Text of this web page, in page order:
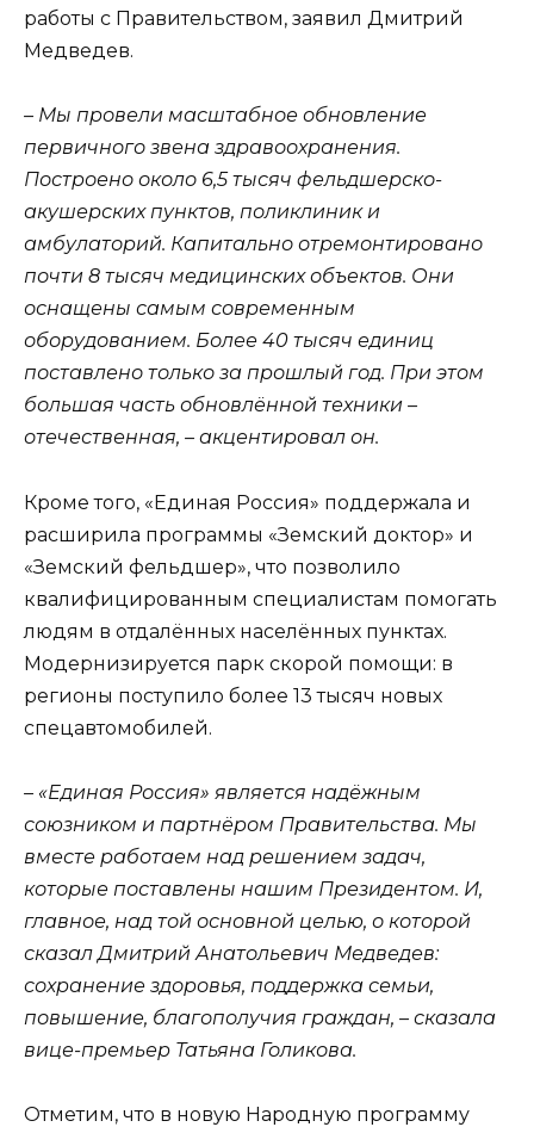
работы с Правительством, заявил Дмитрий
Медведев.
– Мы провели масштабное обновление
первичного звена здравоохранения.
Построено около 6,5 тысяч фельдшерско-
акушерских пунктов, поликлиник и
амбулаторий. Капитально отремонтировано
почти 8 тысяч медицинских объектов. Они
оснащены самым современным
оборудованием. Более 40 тысяч единиц
поставлено только за прошлый год. При этом
большая часть обновлённой техники –
отечественная, – акцентировал он.
Кроме того, «Единая Россия» поддержала и
расширила программы «Земский доктор» и
«Земский фельдшер», что позволило
квалифицированным специалистам помогать
людям в отдалённых населённых пунктах.
Модернизируется парк скорой помощи: в
регионы поступило более 13 тысяч новых
спецавтомобилей.
– «Единая Россия» является надёжным
союзником и партнёром Правительства. Мы
вместе работаем над решением задач,
которые поставлены нашим Президентом. И,
главное, над той основной целью, о которой
сказал Дмитрий Анатольевич Медведев:
сохранение здоровья, поддержка семьи,
повышение, благополучия граждан, – сказала
вице-премьер Татьяна Голикова.
Отметим, что в новую Народную программу